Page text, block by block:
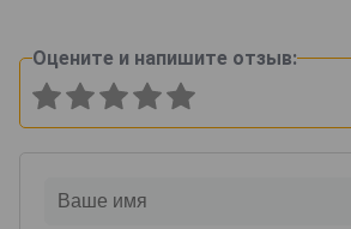
Оцените и напишите отзыв: